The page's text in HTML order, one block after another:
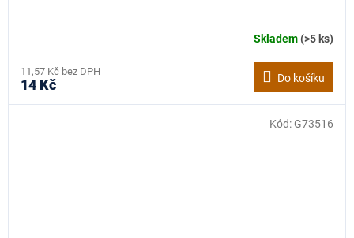
Skladem(>5 ks)
11,57 Kč bez DPH
14 Kč Do košíku
Kód: G73516